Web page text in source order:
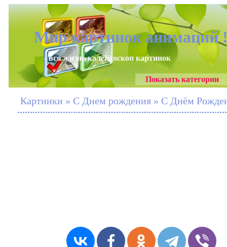
Мир картинок анимаций
- вся жизнь калейдоскоп картинок
Показать категории
Картинки » С Днем рождения » С Днём